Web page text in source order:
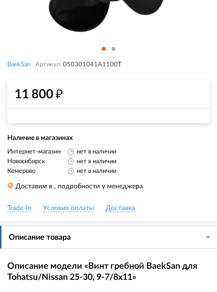
BaekSan Артикул: 050301041A1100T
11 800₽
Наличие в магазинах
Интернет-магазин
нет в наличии
Новосибирск
нет в наличии
Кемерово
нет в наличии
Доставим в , подробности у менеджера
Trade-In Условия оплаты Доставка
Описание товара
Описание модели «Винт гребной BaekSan для
Tohatsu/Nissan 25-30, 9-7/8x11»